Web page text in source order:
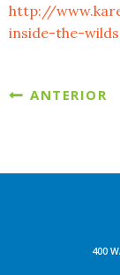
http://
inside-the-
ANTERIOR
400